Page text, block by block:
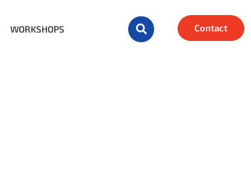
WORKSHOPS Contact